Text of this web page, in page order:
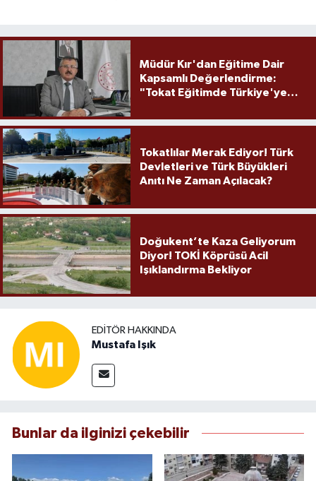
Müdür Kır'dan Eğitime Dair
Kapsamlı Değerlendirme:
"Tokat Eğitimde Türkiye'ye
Tokatlılar Merak Ediyor! Türk
Devletleri ve Türk Büyükleri
Anıtı Ne Zaman Açılacak?
Doğukent’te Kaza Geliyorum
Diyor! TOKİ Köprüsü Acil
Işıklandırma Bekliyor
EDITÖR HAKKINDA
Mustafa Işık
Bunlar da ilginizi çekebilir